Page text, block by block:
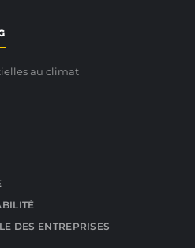
au climat
DES ENTREPRISES